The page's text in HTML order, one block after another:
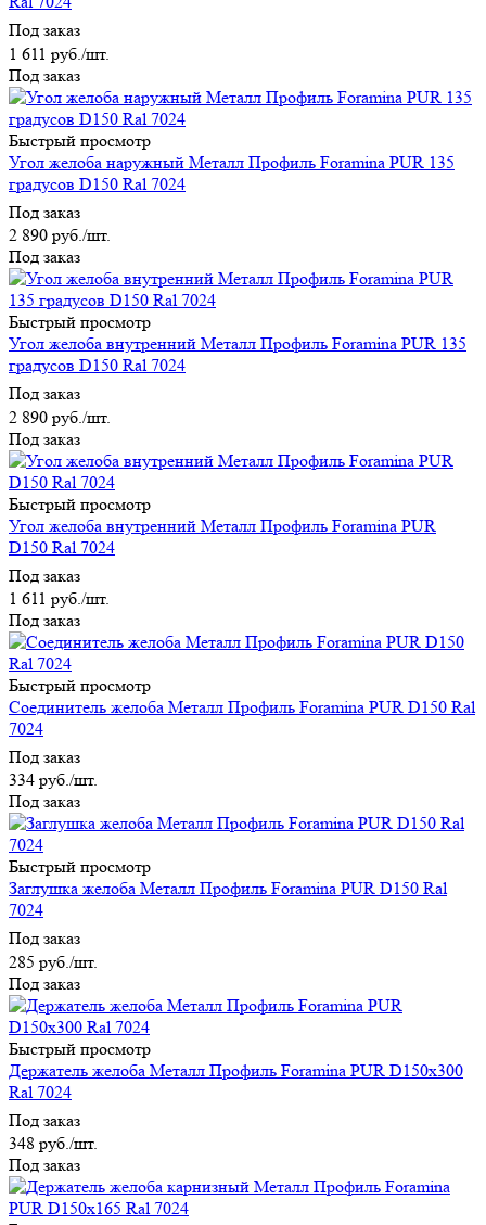
Под заказ
1 611 руб. /шт.
Под заказ
Быстрый просмотр
Угол желоба наружный Металл Профиль Foramina PUR 135
градусов D150 Ral 7024
Под заказ
2 890 руб./шт.
Под заказ
Быстрый просмотр
Угол желоба внутренний Металл Профиль Foramina PUR 135
градусов D150 Ral 7024
Под заказ
2 890 руб. /шт.
Под заказ
Быстрый просмотр
Угол желоба внутренний Металл Профиль Foramina PUR
D150 Ral 7024
Под заказ
1 611 руб./шт.
Под заказ
Быстрый просмотр
Соединитель желоба Металл Профиль Foramina PUR D150 Ral
7024
Под заказ
334 руб./шт.
Под заказ
Быстрый просмотр
Заглушка желоба Металл Профиль Foramina PUR D150 Ral
7024
Под заказ
285 руб./шт.
Под заказ
Быстрый просмотр
Держатель желоба Металл Профиль Foramina PUR D150х300
Ral 7024
Под заказ
348 руб./шт.
Под заказ